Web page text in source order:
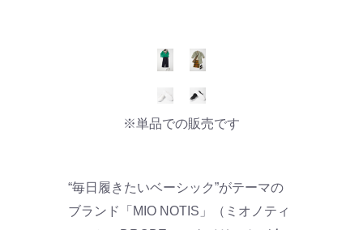
※単品での販売です
“毎日履きたいベーシック”がテーマの
ブランド「MIO NOTIS」（ミオノティ